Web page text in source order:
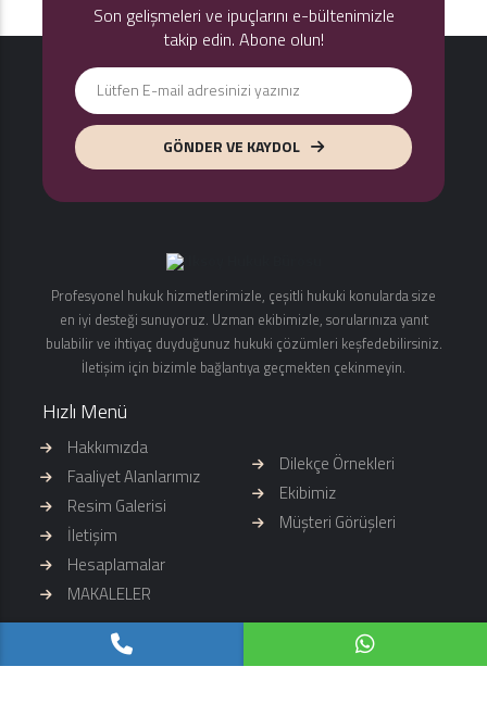
Son gelişmeleri ve ipuçlarını e-bültenimizle
takip edin. Abone olun!
GÖNDER VE KAYDOL
Profesyonel hukuk hizmetlerimizle, çeşitli hukuki konularda size
en iyi desteği sunuyoruz. Uzman ekibimizle, sorularınıza yanıt
bulabilir ve ihtiyaç duyduğunuz hukuki çözümleri keşfedebilirsiniz.
İletişim için bizimle bağlantıya geçmekten çekinmeyin.
Hızlı Menü
Hakkımızda
Faaliyet Alanlarımız
Resim Galerisi
İletişim
Hesaplamalar
MAKALELER
Dilekçe Örnekleri
Ekibimiz
Müşteri Görüşleri
İletişim Bilgileri
0 (535) 688 75 27